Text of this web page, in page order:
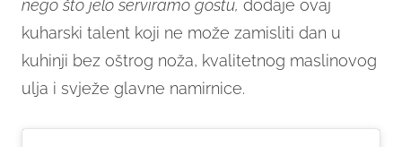
nego što jelo serviramo gostu, dodaje ovaj
kuharski talent koji ne može zamisliti dan u
kuhinji bez oštrog noža, kvalitetnog maslinovog
ulja i svježe glavne namirnice.